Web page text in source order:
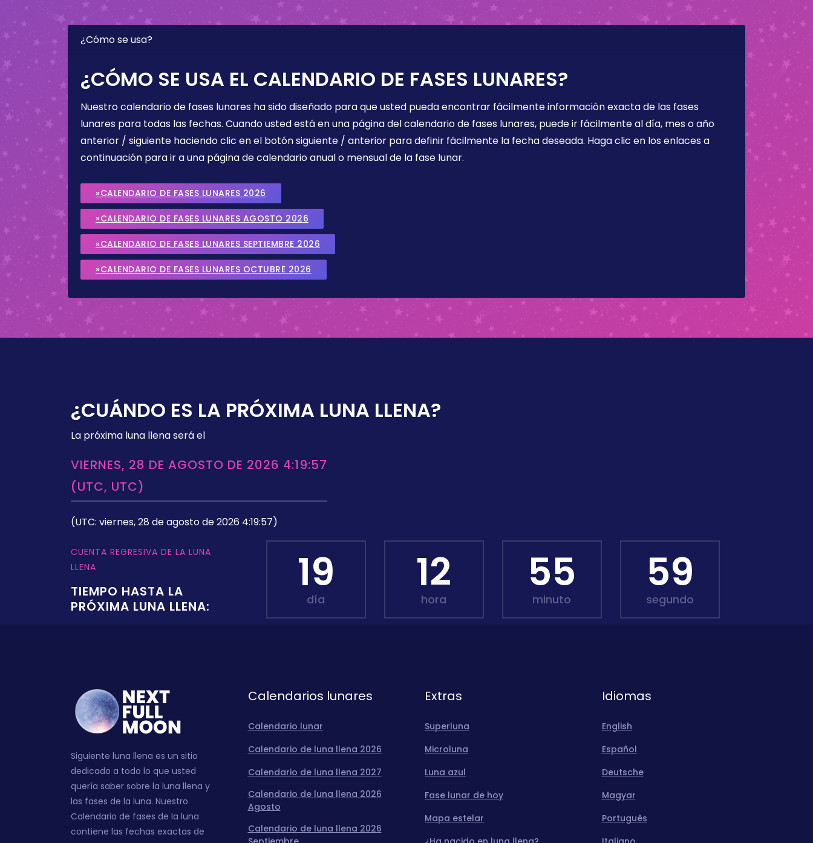
¿Cómo se usa?
¿CÓMO SE USA EL CALENDARIO DE FASES LUNARES?
Nuestro calendario de fases lunares ha sido diseñado para que usted pueda encontrar fácilmente información exacta de las fases
lunares para todas las fechas. Cuando usted está en una página del calendario de fases lunares, puede ir fácilmente al día, mes o año
anterior / siguiente haciendo clic en el botón siguiente / anterior para definir fácilmente la fecha deseada. Haga clic en los enlaces a
continuación para ir a una página de calendario anual o mensual de la fase lunar.
»CALENDARIO DE FASES LUNARES 2026
»CALENDARIO DE FASES LUNARES AGOSTO 2026
»CALENDARIO DE FASES LUNARES SEPTIEMBRE 2026
»CALENDARIO DE FASES LUNARES OCTUBRE 2026
¿CUÁNDO ES LA PRÓXIMA LUNA LLENA?
La próxima luna llena será el
VIERNES, 28 DE AGOSTO DE 2026 4:19:57
(UTC, UTC)
(UTC: viernes, 28 de agosto de 2026 4:19:57)
CUENTA REGRESIVA DE LA LUNA
LLENA
TIEMPO HASTA LA
PRÓXIMA LUNA LLENA:
19
día
12
hora
55
minuto
58
segundo
Siguiente luna llena es un sitio
dedicado a todo lo que usted
quería saber sobre la luna llena y
las fases de la luna. Nuestro
Calendario de fases de la luna
contiene las fechas exactas de
Calendarios lunares
Calendario lunar
Calendario de luna llena 2026
Calendario de luna llena 2027
Calendario de luna llena 2026
Agosto
Calendario de luna llena 2026
Extras
Superluna
Microluna
Luna azul
Fase lunar de hoy
Mapa estelar
Idiomas
English
Español
Deutsche
Magyar
Português